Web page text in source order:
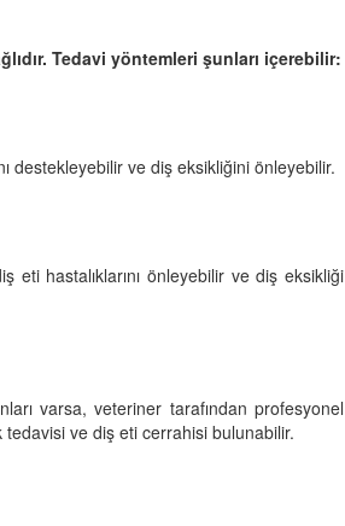
Tedavi yöntemleri şunları içerebilir:
destekleyebilir ve diş eksikliğini önleyebilir.
eti hastalıklarını önleyebilir ve diş eksikliği
varsa, veteriner tarafından profesyonel
ve diş eti cerrahisi bulunabilir.